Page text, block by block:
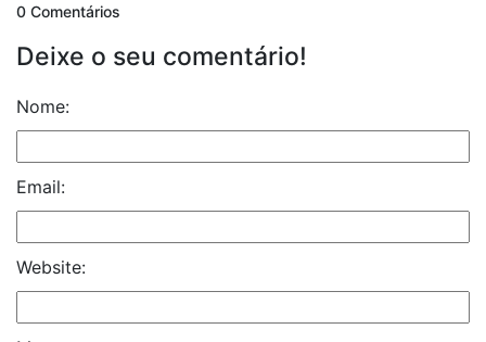
0 Comentários
Deixe o seu comentário!
Nome:
Email:
Website: